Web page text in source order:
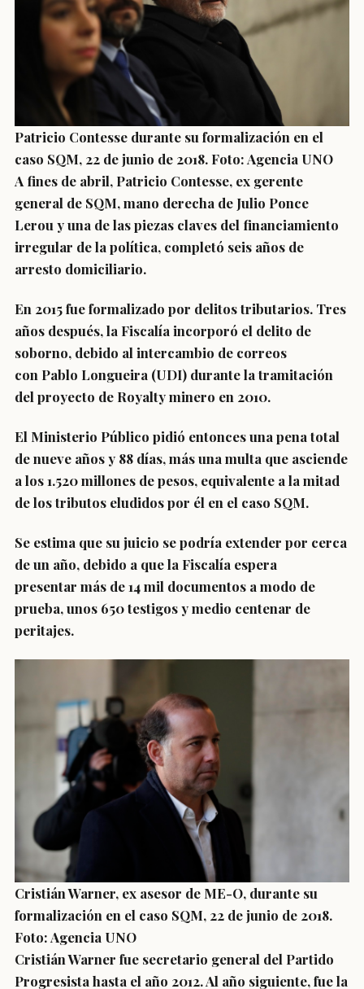
Patricio Contesse durante su formalización en el
caso SQM, 22 de junio de 2018. Foto: Agencia UNO
A fines de abril, Patricio Contesse, ex gerente
general de SQM, mano derecha de Julio Ponce
Lerou y una de las piezas claves del financiamiento
irregular de la política, completó seis años de
arresto domiciliario.
En 2015 fue formalizado por delitos tributarios. Tres
años después, la Fiscalía incorporó el delito de
soborno, debido al intercambio de correos
con Pablo Longueira (UDI) durante la tramitación
del proyecto de Royalty minero en 2010.
El Ministerio Público pidió entonces una pena total
denueve años y 88 días, más una multa que asciende
a los 1.520 millones de pesos, equivalente a la mitad
de los tributos eludidos por él en el caso SQM.
Se estima que su juicio se podría extender por cerca
de un año, debido a que la Fiscalía espera
presentar más de 14 mil documentos a modo de
prueba, unos 650 testigos y medio centenar de
peritajes.
Cristián Warner, ex asesor de ME-O, durante su
formalización en el caso SQM, 22 de junio de 2018.
Foto: Agencia UNO
Cristián Warner fue secretario general del Partido
Progresista hasta el año 2012. Al año siguiente, fue la